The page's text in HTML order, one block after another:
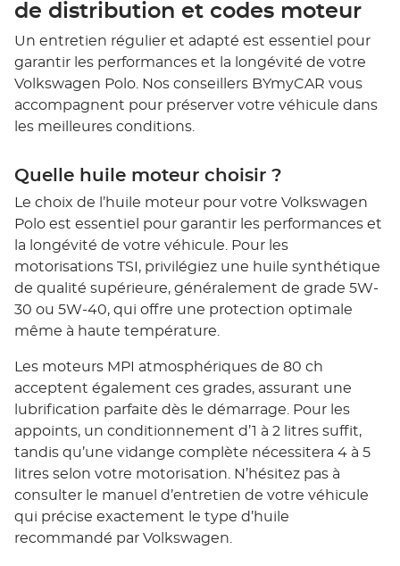
de distribution et codes moteur
Un entretien régulier et adapté est essentiel pour
garantir les performances et la longévité de votre
Volkswagen Polo. Nos conseillers BYmyCAR vous
accompagnent pour préserver votre véhicule dans
les meilleures conditions.
Quelle huile moteur choisir ?
Le choix de l’huile moteur pour votre Volkswagen
Polo est essentiel pour garantir les performances et
la longévité de votre véhicule. Pour les
motorisations TSI, privilégiez une huile synthétique
de qualité supérieure, généralement de grade 5W-
30 ou 5W-40, qui offre une protection optimale
même à haute température.
Les moteurs MPI atmosphériques de 80 ch
acceptent également ces grades, assurant une
lubrification parfaite dès le démarrage. Pour les
appoints, un conditionnement d’1 à 2 litres suffit,
tandis qu’une vidange complète nécessitera 4 à 5
litres selon votre motorisation. N’hésitez pas à
consulter le manuel d’entretien de votre véhicule
qui précise exactement le type d’huile
recommandé par Volkswagen.